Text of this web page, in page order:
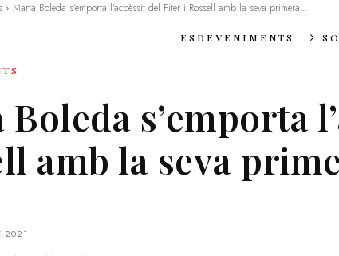
Marta Boleda s'emporta l'accèssit del Fiter i Rossell amb la seva primera...
ESDEVENIMENTS
s’emporta
amb la seva
2021